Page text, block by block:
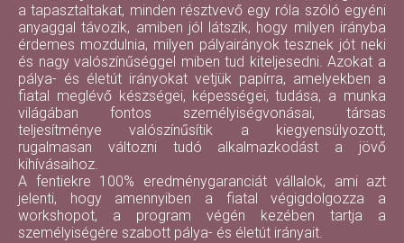
a tapasztaltakat, minden résztvevő egy róla szóló egyéni
anyaggal távozik, amiben jól látszik, hogy milyen irányba
érdemes mozdulnia, milyen pályairányok tesznek jót neki
és nagy valószínűséggel miben tud kiteljesedni. Azokat a
pálya- és életút irányokat vetjük papírra, amelyekben a
fiatal meglévő készségei, képességei, tudása, a munka
világában fontos személyiségvonásai, társas
teljesítménye valószínűsítik a kiegyensúlyozott,
rugalmasan változni tudó alkalmazkodást a jövő
kihívásaihoz.
A fentiekre 100% eredménygaranciát vállalok, ami azt
jelenti, hogy amennyiben a fiatal végigdolgozza a
workshopot, a program végén kezében tartja a
személyiségére szabott pálya- és életút irányait.